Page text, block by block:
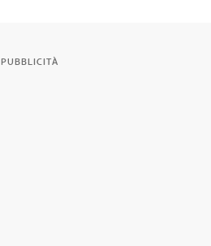
PUBBLICITÀ